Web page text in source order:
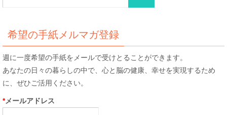
索
希望の手紙メルマガ登録
週に一度希望の手紙をメールで受けとることができます。
あなたの日々の暮らしの中で、心と脳の健康、幸せを実現するため
に、ぜひご活用ください。
*メールアドレス